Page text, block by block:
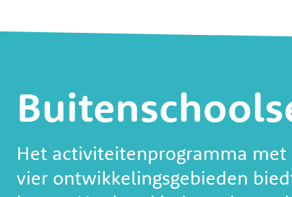
Het activiteitenprogramma met
vier ontwikkelingsgebieden